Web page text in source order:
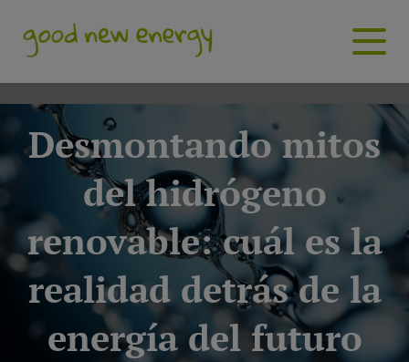
Desmontando mitos
del hidrógeno
renovable: cuál es la
realidad detrás de la
energía del futuro